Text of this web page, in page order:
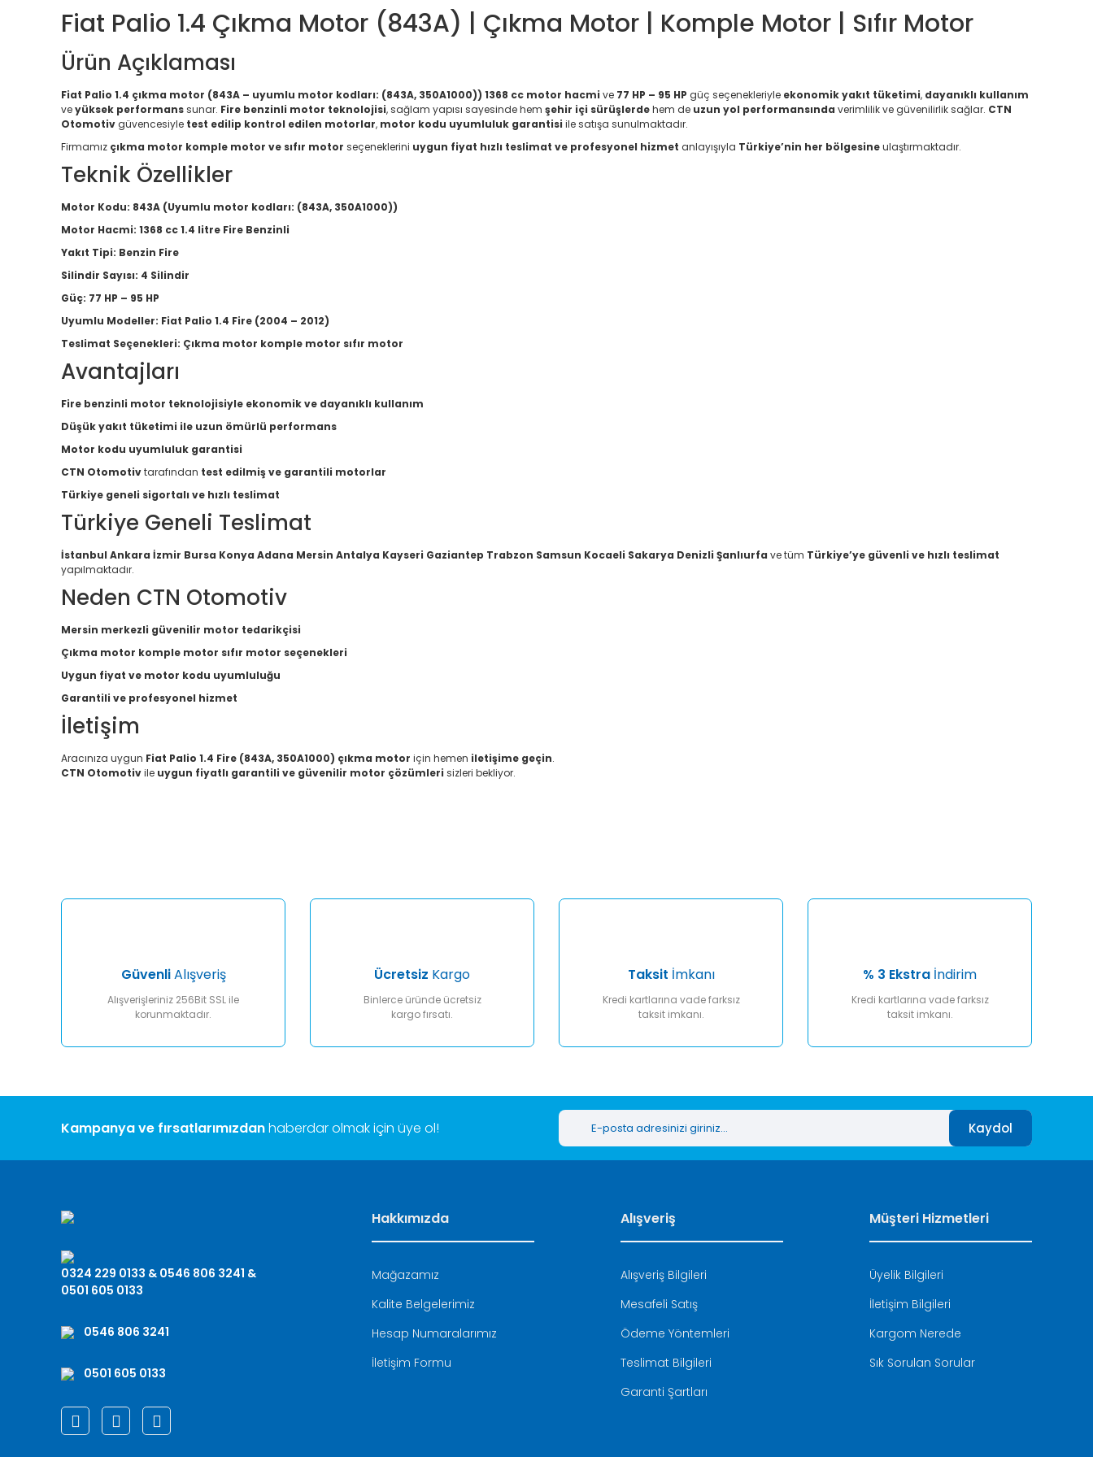
Fiat Palio 1.4 Çıkma Motor (843A) | Çıkma Motor | Komple Motor | Sıfır Motor
Ürün Açıklaması
Fiat Palio 1.4 çıkma motor (843A – uyumlu motor kodları: (843A, 350A1000)) 1368 cc motor hacmi ve 77 HP – 95 HP güç seçenekleriyle ekonomik yakıt tüketimi, dayanıklı kullanım
veyüksek performanssunar. Fire benzinli motor teknolojisi, sağlam yapısı sayesinde hem şehir içi sürüşlerdehem de uzun yol performansında verimlilik ve güvenilirlik sağlar. CTN
Otomotivgüvencesiyle test edilip kontrol edilen motorlar, motor kodu uyumluluk garantisi ile satışa sunulmaktadır.
Firmamız çıkma motor komple motor ve sıfır motor seçeneklerini uygun fiyat hızlı teslimat ve profesyonel hizmet anlayışıyla Türkiye’nin her bölgesineulaştırmaktadır.
Teknik Özellikler
Motor Kodu: 843A (Uyumlu motor kodları: (843A, 350A1000))
Motor Hacmi: 1368 cc 1.4 litre Fire Benzinli
Yakıt Tipi: Benzin Fire
Silindir Sayısı: 4 Silindir
Güç: 77 HP – 95 HP
Uyumlu Modeller: Fiat Palio 1.4 Fire (2004 – 2012)
Teslimat Seçenekleri: Çıkma motor komple motor sıfır motor
Avantajları
Fire benzinli motor teknolojisiyle ekonomik ve dayanıklı kullanım
Düşük yakıt tüketimi ile uzun ömürlü performans
Motor kodu uyumluluk garantisi
CTN Otomotivtarafından test edilmiş ve garantili motorlar
Türkiye geneli sigortalı ve hızlı teslimat
Türkiye Geneli Teslimat
İstanbul Ankara İzmir Bursa Konya Adana Mersin Antalya Kayseri Gaziantep Trabzon Samsun Kocaeli Sakarya Denizli Şanlıurfa ve tüm Türkiye’ye güvenli ve hızlı teslimat
yapılmaktadır.
Neden CTN Otomotiv
Mersin merkezli güvenilir motor tedarikçisi
Çıkma motor komple motor sıfır motor seçenekleri
Uygun fiyat ve motor kodu uyumluluğu
Garantili ve profesyonel hizmet
İletişim
Aracınıza uygun Fiat Palio 1.4 Fire (843A, 350A1000) çıkma motor için hemen iletişime geçin.
CTN Otomotivile uygun fiyatlı garantili ve güvenilir motor çözümleri sizleri bekliyor.
Ürün bilgilerinde hatalar bulunuyor.
Gönder
GüvenliAlışveriş
Alışverişleriniz 256Bit SSL ile
korunmaktadır.
Ücretsiz Kargo
Binlerce üründe ücretsiz
kargo fırsatı.
Taksit İmkanı
Kredi kartlarına vade farksız
taksit imkanı.
% 3 Ekstra İndirim
Kredi kartlarına vade farksız
taksit imkanı.
Kampanya ve fırsatlarımızdanhaberdar olmak için üye ol! Kaydol
0324 229 0133 & 0546 806 3241 &
0501 605 0133
0546 806 3241
0501 605 0133
Hakkımızda
Mağazamız
Kalite Belgelerimiz
Hesap Numaralarımız
İletişim Formu
Alışveriş
Alışveriş Bilgileri
Mesafeli Satış
Ödeme Yöntemleri
Teslimat Bilgileri
Garanti Şartları
Müşteri Hizmetleri
Üyelik Bilgileri
İletişim Bilgileri
Kargom Nerede
Sık Sorulan Sorular